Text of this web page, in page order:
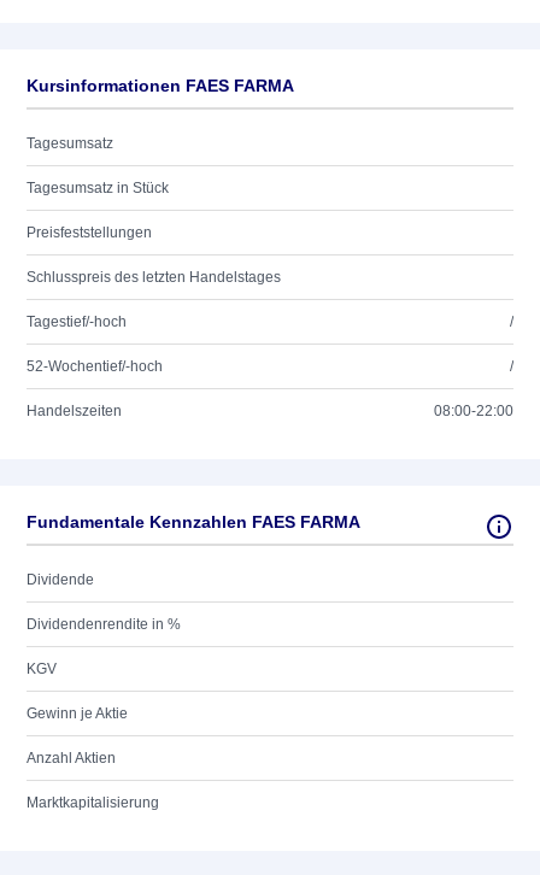
Kursinformationen FAES FARMA
Tagesumsatz
Tagesumsatz in Stück
Preisfeststellungen
Schlusspreis des letzten Handelstages
Tagestief/-hoch /
52-Wochentief/-hoch /
Handelszeiten 08:00-22:00
Fundamentale Kennzahlen FAES FARMA
Dividende
Dividendenrendite in %
KGV
Gewinn je Aktie
Anzahl Aktien
Marktkapitalisierung